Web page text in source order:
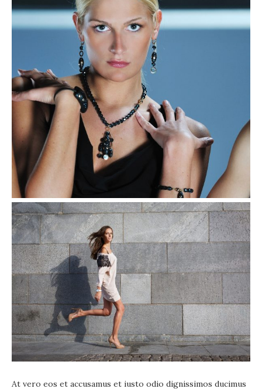
At vero eos et accusamus et iusto odio dignissimos ducimus